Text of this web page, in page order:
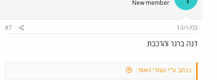
New member
13/1/03
#7
דנה ברגר והרכבת
נכתב ע"י עומרי האוזר: